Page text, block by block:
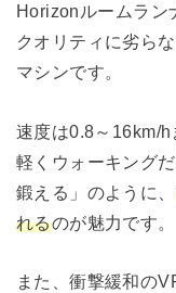
Horizonルームラン
クオリティに劣ら
マシンです。
速度は0.8～16km/
軽くウォーキング
鍛える」のように、
れるのが魅力です。
また、衝撃緩和の